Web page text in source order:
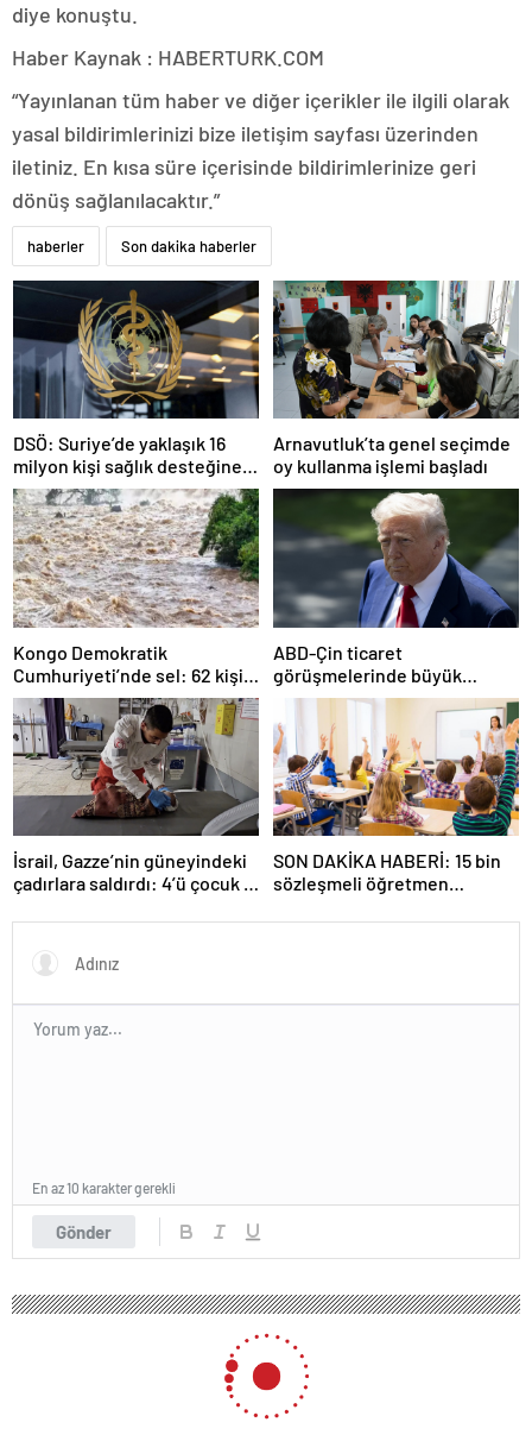
diye konuştu.
Haber Kaynak : HABERTURK.COM
“Yayınlanan tüm haber ve diğer içerikler ile ilgili olarak
yasal bildirimlerinizi bize iletişim sayfası üzerinden
iletiniz. En kısa süre içerisinde bildirimlerinize geri
dönüş sağlanılacaktır.”
haberler Son dakika haberler
DSÖ: Suriye’de yaklaşık 16
milyon kişi sağlık desteğine
ihtiyaç duyuyor
Arnavutluk’ta genel seçimde
oy kullanma işlemi başladı
Kongo Demokratik
Cumhuriyeti’nde sel: 62 kişi
hayatını kaybetti
ABD-Çin ticaret
görüşmelerinde büyük
ilerleme
İsrail, Gazze’nin güneyindeki
çadırlara saldırdı: 4’ü çocuk 8
SON DAKİKA HABERİ: 15 bin
sözleşmeli öğretmen
kazanan adaylar açıklandı
Gönder
En az 10 karakter gerekli